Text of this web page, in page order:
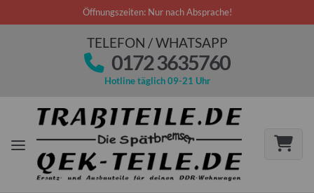
Öffnungszeiten: Nur nach Absprache!
TELEFON / WHATSAPP
0172 3635760
Hotline täglich 09-21 Uhr